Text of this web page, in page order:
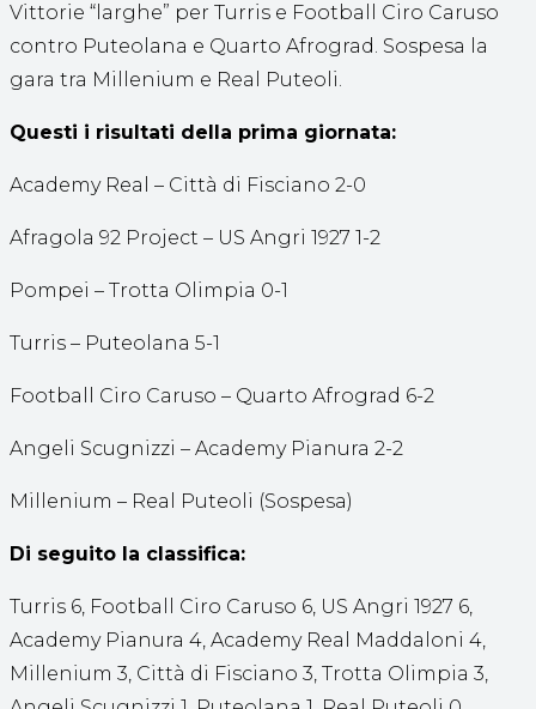
Vittorie “larghe” per Turris e Football Ciro Caruso
contro Puteolana e Quarto Afrograd. Sospesa la
gara tra Millenium e Real Puteoli.
Questi i risultati della prima giornata:
Academy Real – Città di Fisciano 2-0
Afragola 92 Project – US Angri 1927 1-2
Pompei – Trotta Olimpia 0-1
Turris – Puteolana 5-1
Football Ciro Caruso – Quarto Afrograd 6-2
Angeli Scugnizzi – Academy Pianura 2-2
Millenium – Real Puteoli (Sospesa)
Di seguito la classifica:
Turris 6, Football Ciro Caruso 6, US Angri 1927 6,
Academy Pianura 4, Academy Real Maddaloni 4,
Millenium 3, Città di Fisciano 3, Trotta Olimpia 3,